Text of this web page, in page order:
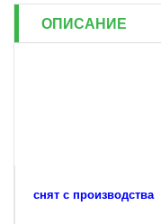
ОПИСАНИЕ
снят с производства